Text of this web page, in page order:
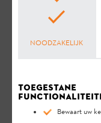
NOODZAKELIJK
Toegestane
Bewaart uw